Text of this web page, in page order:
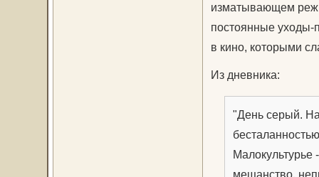
изматывающем
постоянные уходы-
в кино, которыми
Из дневника:
"День серый.
Малокультурье
мещанство,